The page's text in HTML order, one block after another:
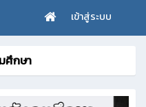
เข้าสู่ระบบ
ศึกษา